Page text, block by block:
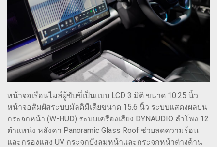
หน้าจอเรือนไมล์ผู้ขับขี่เป็นแบบ LCD 3 มิติ ขนาด 10.25 นิ้ว
หน้าจอสัมผัสระบบมัลติมีเดียขนาด 15.6 นิ้ว ระบบแสดงผลบน
กระจกหน้า (W-HUD) ระบบเครื่องเสียง DYNAUDIO ลำโพง 12
ตำแหน่ง หลังคา Panoramic Glass Roof ช่วยลดความร้อน
และกรองแสง UV กระจกบังลมหน้าและกระจกหน้าต่างด้าน